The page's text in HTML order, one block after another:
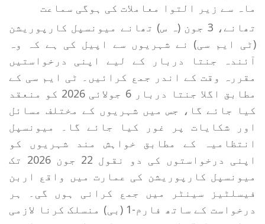
ماہ سے زیر التوا معاملات کی ہوگی سماعت
تھانے، 3 جون (ہ س) تھانے میونسپل کارپوریشن
(ٹی ایم سی) نے شہریوں سے اپیل کی ہے کہ وہ
آئندہ جنتا دربار کے لیے اپنی درخواستیں
مقررہ وقت کے اندر جمع کرائیں۔ ٹی ایم سی کے
مطابق اگلا جنتا دربار 6 جولائی 2026 کو منعقد
کیا جائے گا، جس میں شہریوں کے مختلف مسائل
اور شکایات پر غور کیا جائے گا۔ میونسپل
انتظامیہ کے مطابق خواہش مند شہریوں کو
اپنی درخواستوں کی دو نقول 22 جون 2026 تک
میونسپل کارپوریشن کی عمارت میں واقع اربن
فیسلٹیز سینٹر میں جمع کرانی ہوں گی۔ ہر
درخواست کے ساتھ فارم-1 (بی) منسلک کرنا لازمی